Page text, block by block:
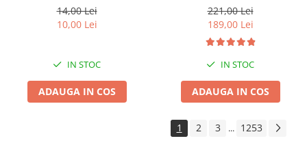
14,00 Lei
10,00 Lei
IN STOC
ADAUGA IN COS
221,00 Lei
189,00 Lei
IN STOC
ADAUGA IN COS
1 2 3 ... 1253